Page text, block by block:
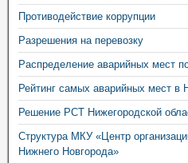
Противодействие коррупции
Разрешения на перевозку
Распределение аварийных мест
Рейтинг самых аварийных мест в
Решение РСТ Нижегородской
Структура МКУ «Центр
Нижнего Новгорода»